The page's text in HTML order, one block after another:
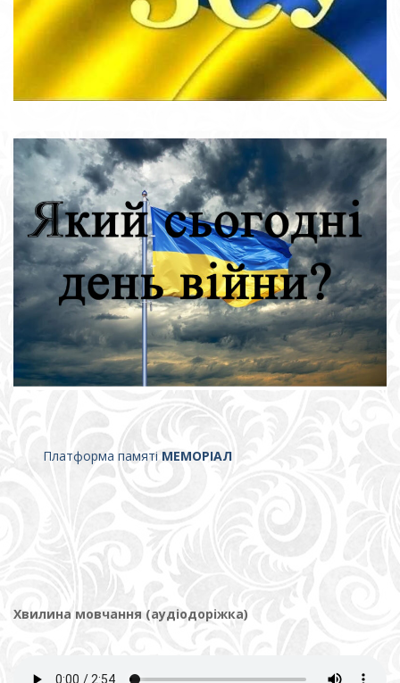
Платформа памяті МЕМОРІАЛ
Хвилина мовчання (аудіодоріжка)